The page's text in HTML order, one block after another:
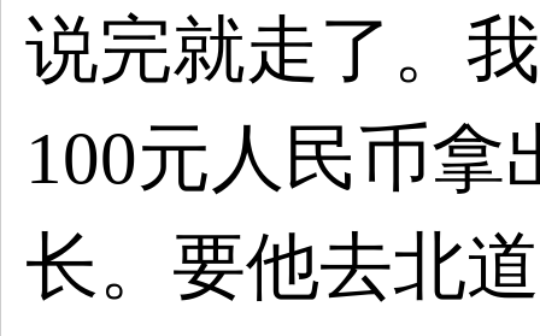
说完就走了。
100元人民币
长。要他去北